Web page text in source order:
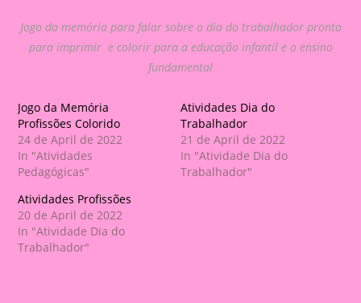
Jogo da memória para falar sobre o dia do trabalhador pronto
para imprimir e colorir para a educação infantil e o ensino
fundamental
Jogo da Memória
Profissões Colorido
24 de April de 2022
In "Atividades
Pedagógicas"
Atividades Dia do
Trabalhador
21 de April de 2022
In "Atividade Dia do
Trabalhador"
Atividades Profissões
20 de April de 2022
In "Atividade Dia do
Trabalhador"